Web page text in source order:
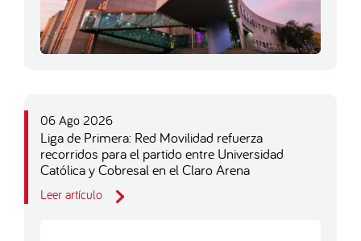
06 Ago 2026
Liga de Primera: Red Movilidad refuerza
recorridos para el partido entre Universidad
Católica y Cobresal en el Claro Arena
Leer artículo